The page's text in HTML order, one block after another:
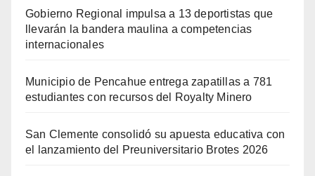
Gobierno Regional impulsa a 13 deportistas que
llevarán la bandera maulina a competencias
internacionales
Municipio de Pencahue entrega zapatillas a 781
estudiantes con recursos del Royalty Minero
San Clemente consolidó su apuesta educativa con
el lanzamiento del Preuniversitario Brotes 2026